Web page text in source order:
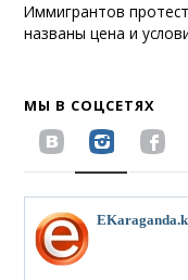
Иммигрантов
названы цена и
МЫ В СОЦСЕТЯХ